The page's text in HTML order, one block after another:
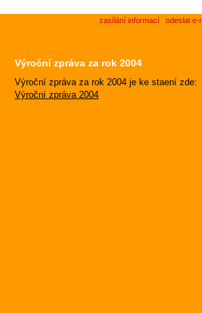
zasílání informací odeslat e-
Výroční zpráva za rok 2004
Výroční zpráva za rok 2004 je ke staení zde:
Výroční zpráva 2004